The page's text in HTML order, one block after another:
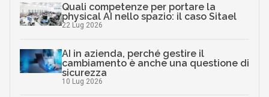
Quali competenze per portare la
physical AI nello spazio: il caso Sitael
22 Lug 2026
AI in azienda, perché gestire il
cambiamento è anche una questione di
sicurezza
10 Lug 2026